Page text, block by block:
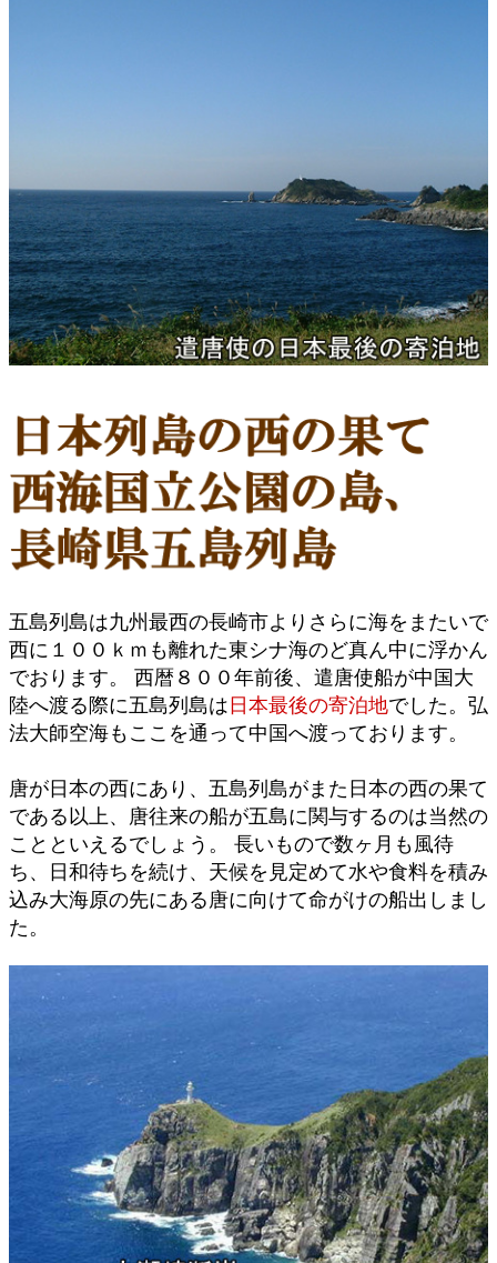
五島列島は九州最西の長崎市よりさらに海をまたいで
西に１００ｋｍも離れた東シナ海のど真ん中に浮かん
でおります。 西暦８００年前後、遣唐使船が中国大
陸へ渡る際に五島列島は 日本最後の寄泊地でした。弘
法大師空海もここを通って中国へ渡っております。
唐が日本の西にあり、五島列島がまた日本の西の果て
である以上、唐往来の船が五島に関与するのは当然の
ことといえるでしょう。 長いもので数ヶ月も風待
ち、日和待ちを続け、天候を見定めて水や食料を積み
込み大海原の先にある唐に向けて命がけの船出しまし
た。